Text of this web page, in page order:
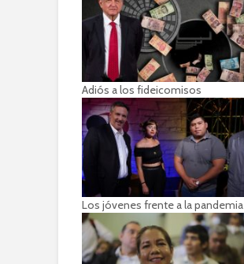
Adiós a los fideicomisos
Los jóvenes frente a la pandemia